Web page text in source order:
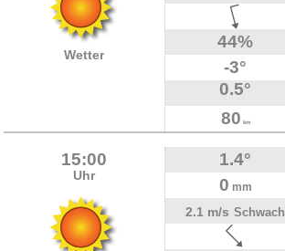
Wetter
44%
-3°
0.5°
80 km
15:00
Uhr
1.4°
0 mm
2.1 m/s Schwach